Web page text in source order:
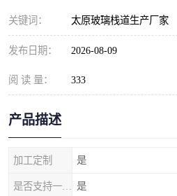
关键词： 太原玻璃栈道生产厂家
发布日期： 2026-08-09
阅 读 量： 333
产品描述
加工定制 是
是